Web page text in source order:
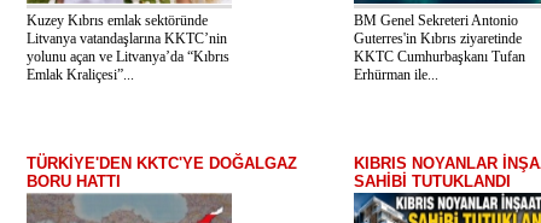
Kuzey Kıbrıs emlak sektöründe
Litvanya vatandaşlarına KKTC’nin
yolunu açan ve Litvanya’da “Kıbrıs
Emlak Kraliçesi”...
BM Genel Sekreteri Antonio
Guterres'in Kıbrıs ziyaretinde
KKTC Cumhurbaşkanı Tufan
Erhürman ile...
TÜRKİYE'DEN KKTC'YE DOĞALGAZ
BORU HATTI
KIBRIS NOYANLAR
SAHİBİ TUTUKLANDI